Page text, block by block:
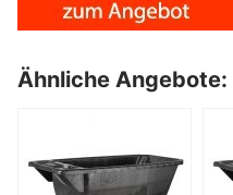
Ähnliche Angebote: